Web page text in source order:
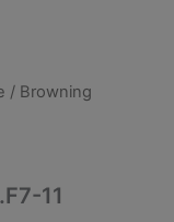
/ Browning
11